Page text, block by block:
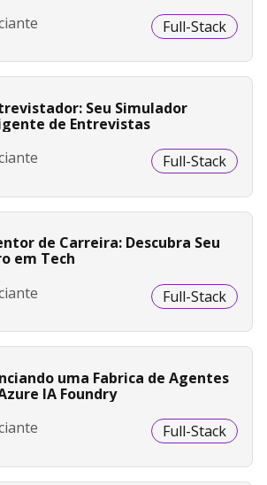
Full-Stack
Seu Simulador
de Entrevistas
Full-Stack
de Carreira: Descubra Seu
em Tech
Full-Stack
uma Fabrica de Agentes
IA Foundry
Full-Stack